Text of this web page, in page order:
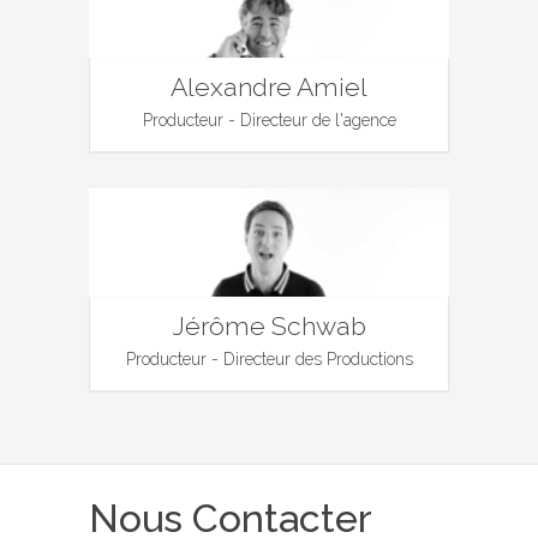
Alexandre Amiel
Producteur - Directeur de l'agence
Jérôme Schwab
Producteur - Directeur des Productions
Nous Contacter